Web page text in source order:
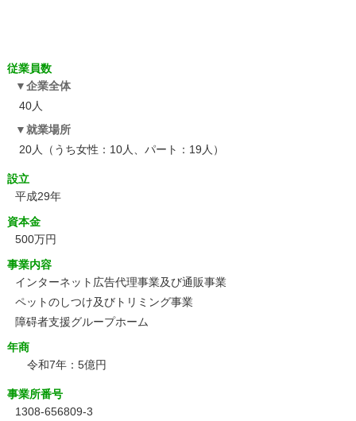
従業員数
企業全体
40人
就業場所
20人（うち女性：10人、パート：19人）
設立
平成29年
資本金
500万円
事業内容
インターネット広告代理事業及び通販事業
ペットのしつけ及びトリミング事業
障碍者支援グループホーム
年商
令和7年：5億円
事業所番号
1308-656809-3